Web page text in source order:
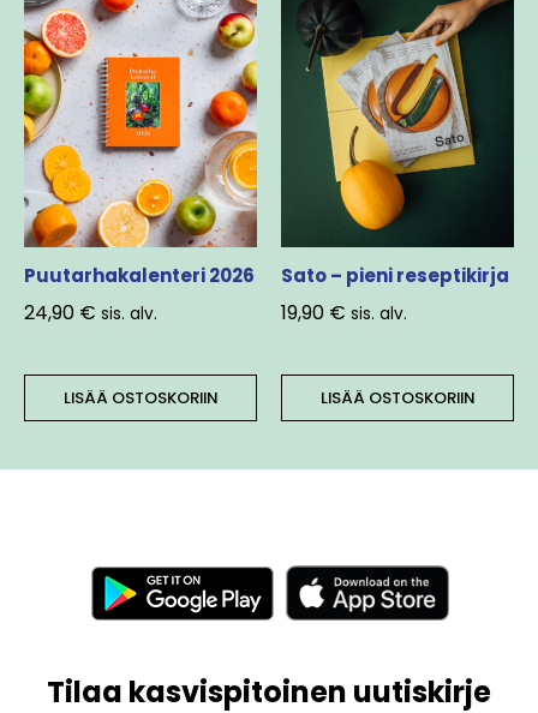
Puutarhakalenteri 2026
24,90 € sis. alv.
LISÄÄ OSTOSKORIIN
Sato – pieni reseptikirja
19,90 € sis. alv.
LISÄÄ OSTOSKORIIN
Tilaa kasvispitoinen uutiskirje